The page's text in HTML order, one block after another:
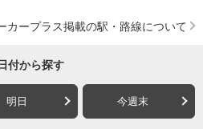
カープラス掲載の駅・路線について
付から探す
明日 今週末